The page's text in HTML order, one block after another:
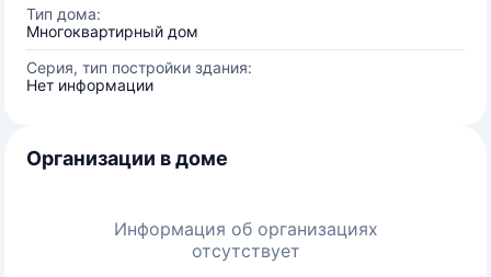
Тип дома:
Многоквартирный дом
Серия, тип постройки здания:
Нет информации
Организации в доме
Информация об организациях
отсутствует